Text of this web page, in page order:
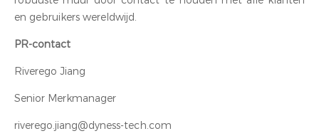
en gebruikers wereldwijd.
PR-contact
Riverego Jiang
Senior Merkmanager
riverego.jiang@dyness-tech.com